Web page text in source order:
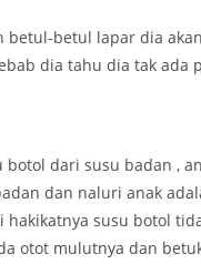
betul-betul lapar dia
dia tahu dia tak ada
botol dari susu badan ,
dan naluri anak
hakikatnya susu botol
otot mulutnya dan